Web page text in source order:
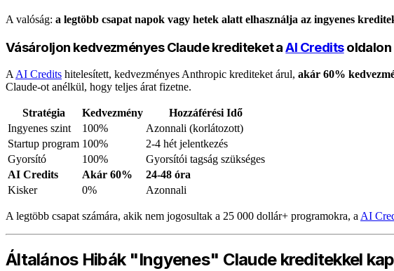
A valóság: a legtöbb csapat napok vagy hetek alatt elhasználja az ingyenes
Vásároljon kedvezményes Claude krediteket aAI Creditsoldalon
A AI Credits hitelesített, kedvezményes Anthropic krediteket árul, akár 60%
Claude-ot anélkül, hogy teljes árat fizetne.
Stratégia Kedvezmény
Hozzáférési Idő
Ingyenes szint
100%
Azonnali (korlátozott)
Startup program 100%
2-4 hét jelentkezés
Gyorsító
100%
Gyorsítói tagság szükséges
AI Credits
Akár 60%
24-48 óra
Kisker
0% Azonnali
A legtöbb csapat számára, akik nem jogosultak a 25 000 dollár+ programokra, a AI
Általános Hibák "Ingyenes" Claude kreditekkel